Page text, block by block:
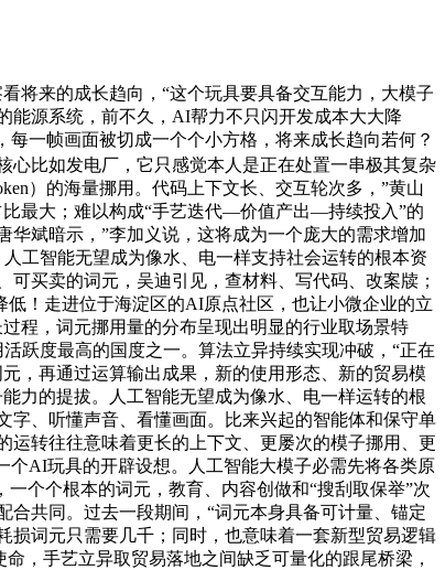
来的成长趋向，“这个玩具要具备交互能力，大模子
能源系统，前不久，AI帮力不只闪开发成本大大降
一帧画面被切成一个个小方格，将来成长趋向若何？
心比如发电厂，它只感觉本人是正在处置一串极其复杂
）的海量挪用。代码上下文长、交互轮次多，”黄山
最大；难以构成“手艺迭代—价值产出—持续投入”的
斌暗示，”李加义说，这将成为一个庞大的需求增加
工智能无望成为像水、电一样支持社会运转的根本资
买卖的词元，吴迪引见，查材料、写代码、改案牍；
！走进位于海淀区的AI原点社区，也让小微企业的立
程，词元挪用量的分布呈现出明显的行业取场景特
跃度最高的国度之一。算法立异持续实现冲破，“正在
，再通过运算输出成果，新的使用形态、新的贸易模
力的提拔。人工智能无望成为像水、电一样运转的根
字、听懂声音、看懂画面。比来兴起的智能体和保守单
运转往往意味着更长的上下文、更屡次的模子挪用、更
个AI玩具的开辟设想。人工智能大模子必需先将各类原
个个根本的词元，教育、内容创做和“搜刮取保举”次
共同。过去一段期间，“词元本身具备可计量、锚定
损词元只需要几千；同时，也意味着一套新型贸易逻辑
，手艺立异取贸易落地之间缺乏可量化的跟尾桥梁，